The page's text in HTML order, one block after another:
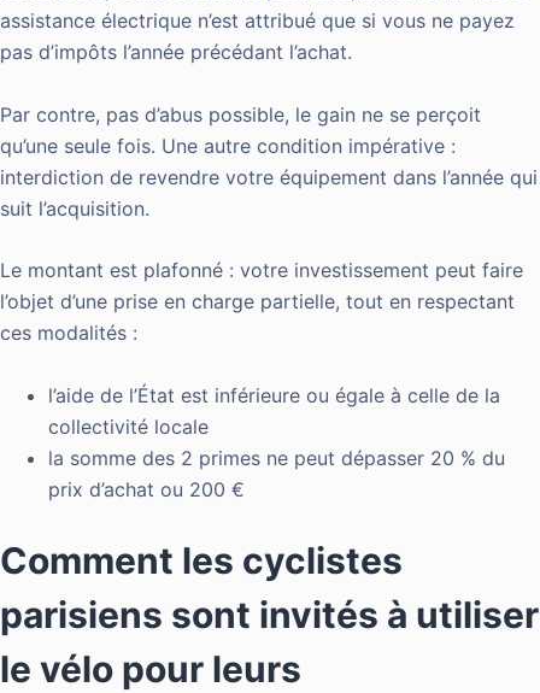
assistance électrique n’est attribué que si vous ne payez
pas d’impôts l’année précédant l’achat.
Par contre, pas d’abus possible, le gain ne se perçoit
qu’une seule fois. Une autre condition impérative :
interdiction de revendre votre équipement dans l’année qui
suit l’acquisition.
Le montant est plafonné : votre investissement peut faire
l’objet d’une prise en charge partielle, tout en respectant
ces modalités :
l’aide de l’État est inférieure ou égale à celle de la
collectivité locale
la somme des 2 primes ne peut dépasser 20 % du
prix d’achat ou 200 €
Comment les cyclistes
parisiens sont invités à utiliser
le vélo pour leurs